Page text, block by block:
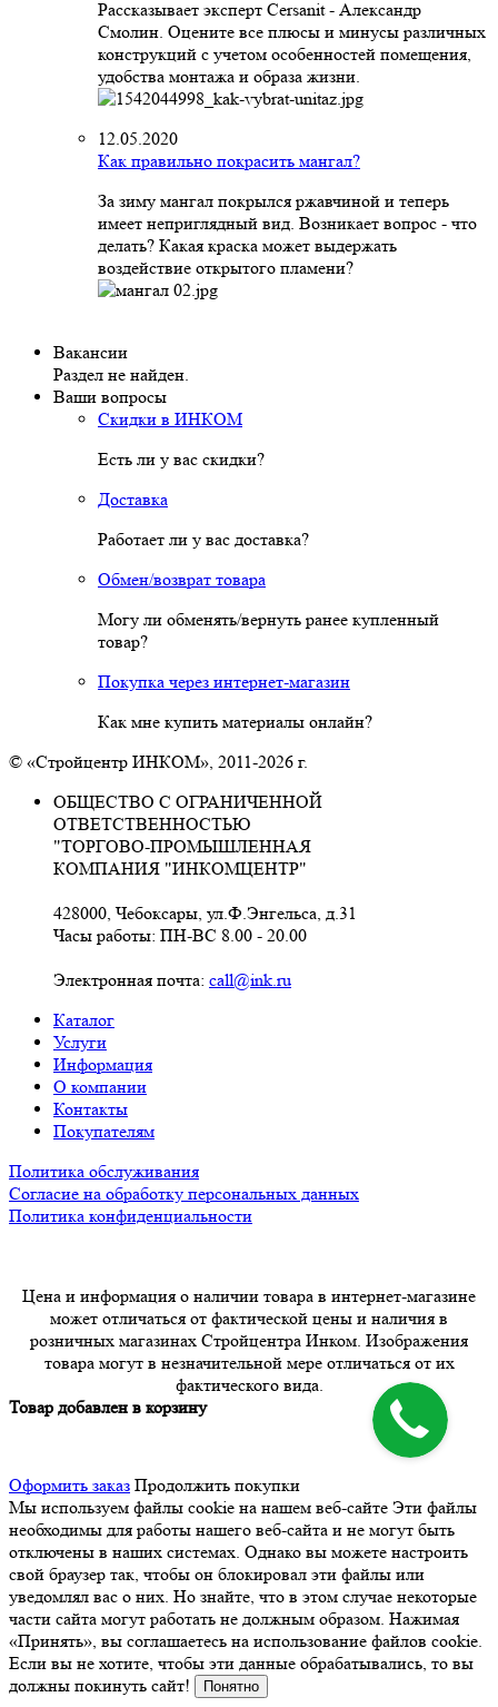
Рассказывает эксперт Cersanit - Александр
Смолин. Оцените все плюсы и минусы различных
конструкций с учетом особенностей помещения,
удобства монтажа и образа жизни.
12.05.2020
Как правильно покрасить мангал?
За зиму мангал покрылся ржавчиной и теперь
имеет неприглядный вид. Возникает вопрос - что
делать? Какая краска может выдержать
воздействие открытого пламени?
Вакансии
Раздел не найден.
Ваши вопросы
Скидки в ИНКОМ
Есть ли у вас скидки?
Доставка
Работает ли у вас доставка?
Обмен/возврат товара
Могу ли обменять/вернуть ранее купленный
товар?
Покупка через интернет-магазин
Как мне купить материалы онлайн?
© «Стройцентр ИНКОМ», 2011-2026 г.
ОБЩЕСТВО С ОГРАНИЧЕННОЙ
ОТВЕТСТВЕННОСТЬЮ
"ТОРГОВО-ПРОМЫШЛЕННАЯ
КОМПАНИЯ "ИНКОМЦЕНТР"
428000, Чебоксары, ул.Ф.Энгельса, д.31
Часы работы: ПН-ВС 8.00 - 20.00
Электронная почта: call@ink.ru
Каталог
Услуги
Информация
О компании
Контакты
Покупателям
Политика обслуживания
Согласие на обработку персональных данных
Политика конфиденциальности
Цена и информация о наличии товара в интернет-магазине
может отличаться от фактической цены и наличия в
розничных магазинах Стройцентра Инком. Изображения
товара могут в незначительной мере отличаться от их
фактического вида.
Товар добавлен в корзину
Оформить заказ Продолжить покупки
Мы используем файлы cookie на нашем веб-сайте Эти файлы
необходимы для работы нашего веб-сайта и не могут быть
отключены в наших системах. Однако вы можете настроить
свой браузер так, чтобы он блокировал эти файлы или
уведомлял вас о них. Но знайте, что в этом случае некоторые
части сайта могут работать не должным образом. Нажимая
«Принять», вы соглашаетесь на использование файлов cookie.
Если вы не хотите, чтобы эти данные обрабатывались, то вы
должны покинуть сайт!
Понятно